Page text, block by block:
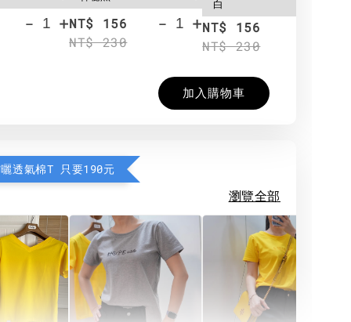
- +NT$ 156
NT$ 230
- +NT$ 156
NT$ 230
加入購物車
透氣棉T 只要190元
瀏覽全部